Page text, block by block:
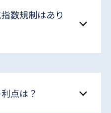
数規制はあり
点は？